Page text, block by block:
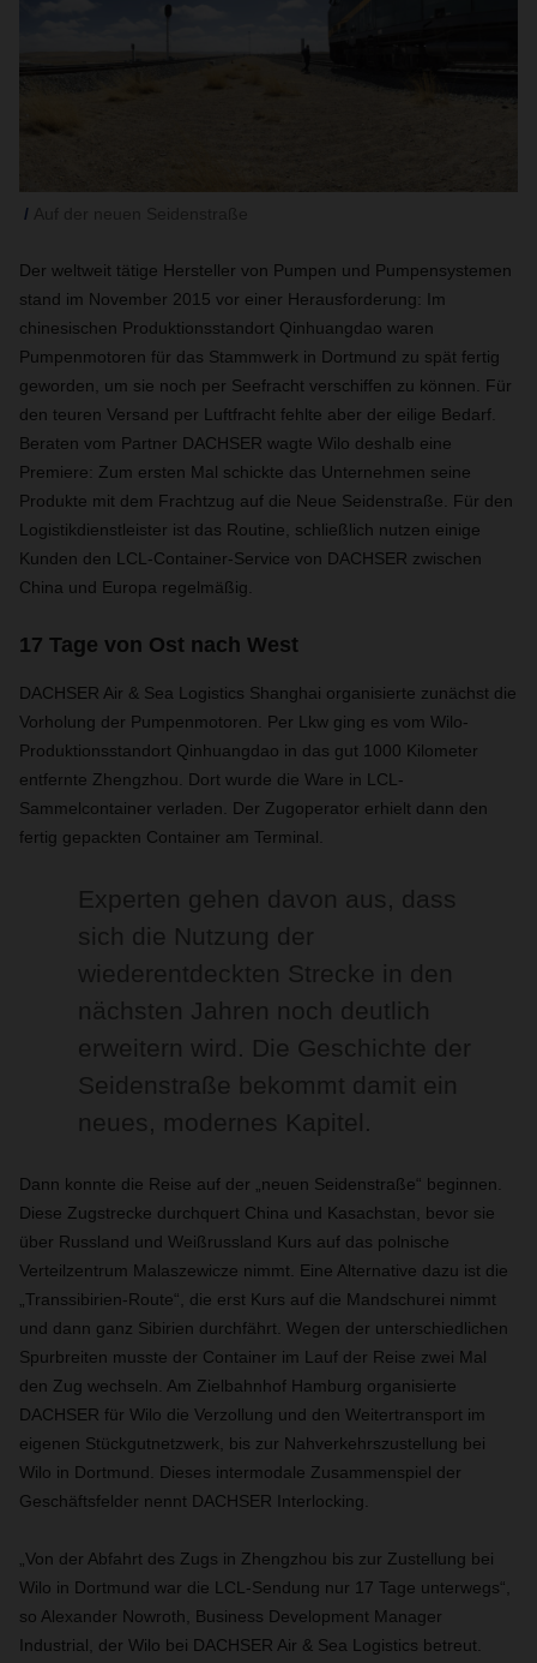
Der weltweit tätige Hersteller von Pumpen und Pumpensystemen
stand im November 2015 vor einer Herausforderung: Im
chinesischen Produktionsstandort Qinhuangdao waren
Pumpenmotoren für das Stammwerk in Dortmund zu spät fertig
geworden, um sie noch per Seefracht verschiffen zu können. Für
den teuren Versand per Luftfracht fehlte aber der eilige Bedarf.
Beraten vom Partner DACHSER wagte Wilo deshalb eine
Premiere: Zum ersten Mal schickte das Unternehmen seine
Produkte mit dem Frachtzug auf die Neue Seidenstraße. Für den
Logistikdienstleister ist das Routine, schließlich nutzen einige
Kunden den LCL-Container-Service von DACHSER zwischen
China und Europa regelmäßig.
17 Tage von Ost nach West
DACHSER Air & Sea Logistics Shanghai organisierte zunächst die
Vorholung der Pumpenmotoren. Per Lkw ging es vom Wilo-
Produktionsstandort Qinhuangdao in das gut 1000 Kilometer
entfernte Zhengzhou. Dort wurde die Ware in LCL-
Sammelcontainer verladen. Der Zugoperator erhielt dann den
fertig gepackten Container am Terminal.
Experten gehen davon aus, dass
sich die Nutzung der
wiederentdeckten Strecke in den
nächsten Jahren noch deutlich
erweitern wird. Die Geschichte der
Seidenstraße bekommt damit ein
neues, modernes Kapitel.
Dann konnte die Reise auf der „neuen Seidenstraße“ beginnen.
Diese Zugstrecke durchquert China und Kasachstan, bevor sie
über Russland und Weißrussland Kurs auf das polnische
Verteilzentrum Malaszewicze nimmt. Eine Alternative dazu ist die
„Transsibirien-Route“, die erst Kurs auf die Mandschurei nimmt
und dann ganz Sibirien durchfährt. Wegen der unterschiedlichen
Spurbreiten musste der Container im Lauf der Reise zwei Mal
den Zug wechseln. Am Zielbahnhof Hamburg organisierte
DACHSER für Wilo die Verzollung und den Weitertransport im
eigenen Stückgutnetzwerk, bis zur Nahverkehrszustellung bei
Wilo in Dortmund. Dieses intermodale Zusammenspiel der
Geschäftsfelder nennt DACHSER Interlocking.
„Von der Abfahrt des Zugs in Zhengzhou bis zur Zustellung bei
Wilo in Dortmund war die LCL-Sendung nur 17 Tage unterwegs“,
so Alexander Nowroth, Business Development Manager
Industrial, der Wilo bei DACHSER Air & Sea Logistics betreut.